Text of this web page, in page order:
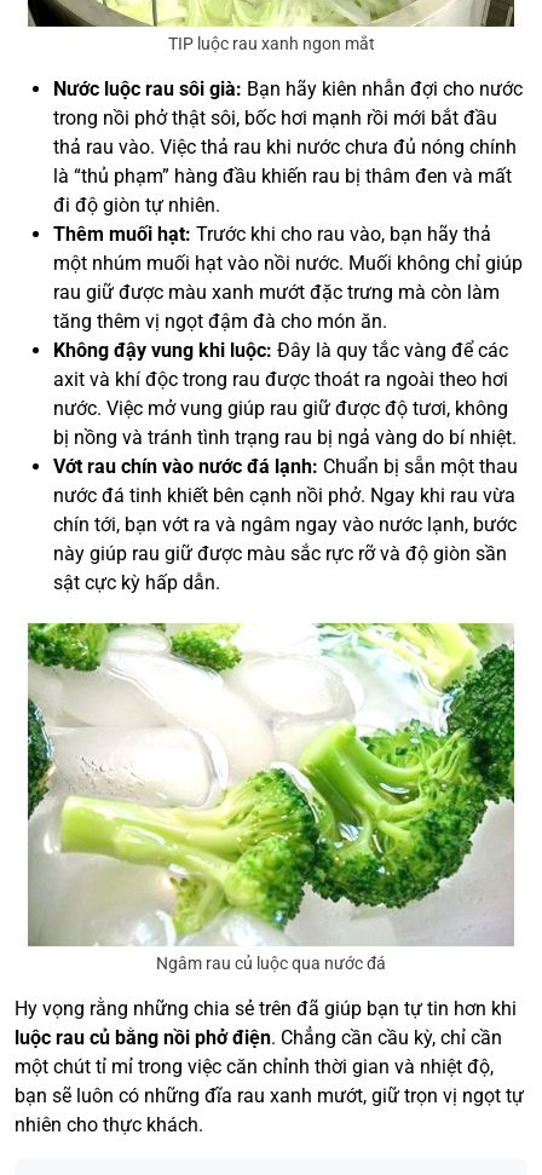
TIP luộc rau xanh ngon mắt
Nước luộc rau sôi già: Bạn hãy kiên nhẫn đợi cho nước
trong nồi phở thật sôi, bốc hơi mạnh rồi mới bắt đầu
thả rau vào. Việc thả rau khi nước chưa đủ nóng chính
là “thủ phạm” hàng đầu khiến rau bị thâm đen và mất
đi độ giòn tự nhiên.
Thêm muối hạt: Trước khi cho rau vào, bạn hãy thả
một nhúm muối hạt vào nồi nước. Muối không chỉ giúp
rau giữ được màu xanh mướt đặc trưng mà còn làm
tăng thêm vị ngọt đậm đà cho món ăn.
Không đậy vung khi luộc: Đây là quy tắc vàng để các
axit và khí độc trong rau được thoát ra ngoài theo hơi
nước. Việc mở vung giúp rau giữ được độ tươi, không
bị nồng và tránh tình trạng rau bị ngả vàng do bí nhiệt.
Vớt rau chín vào nước đá lạnh: Chuẩn bị sẵn một thau
nước đá tinh khiết bên cạnh nồi phở. Ngay khi rau vừa
chín tới, bạn vớt ra và ngâm ngay vào nước lạnh, bước
này giúp rau giữ được màu sắc rực rỡ và độ giòn sần
sật cực kỳ hấp dẫn.
Ngâm rau củ luộc qua nước đá
Hy vọng rằng những chia sẻ trên đã giúp bạn tự tin hơn khi
luộc rau củ bằng nồi phở điện. Chẳng cần cầu kỳ, chỉ cần
một chút tỉ mỉ trong việc căn chỉnh thời gian và nhiệt độ,
bạn sẽ luôn có những đĩa rau xanh mướt, giữ trọn vị ngọt tự
nhiên cho thực khách.